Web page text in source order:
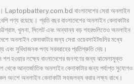
Laptopbattery.com.bd বাংলাদেশের সেরা অনলাইন
পণ্য রয়েছে। প্রতি বছর বাংলাদেশের অনলাইন কেনাকাটার
খুলনা, সিলেট এবং অন্যান্য বড় শহরগুলিতেও অনলাইন
অনলাইন কেনাকাটার জন্য সেরা ওয়েবসাইটগুলির মধ্যে
এবং সুবিধাজনক পণ্য সরবরাহের প্রতিশ্রুতি দেয়।
শপ হওয়ার লক্ষ্যে বাংলাদেশের জনগণের জন্য ঝামেলামুক্ত
থেকে আন্তর্জাতিক অনলাইন কেনাকাটার জন্য পর্যাপ্ত সুযোগও
অনলাইন কেনাকাটা সহজলভ্য করার লক্ষ্য রাখে।